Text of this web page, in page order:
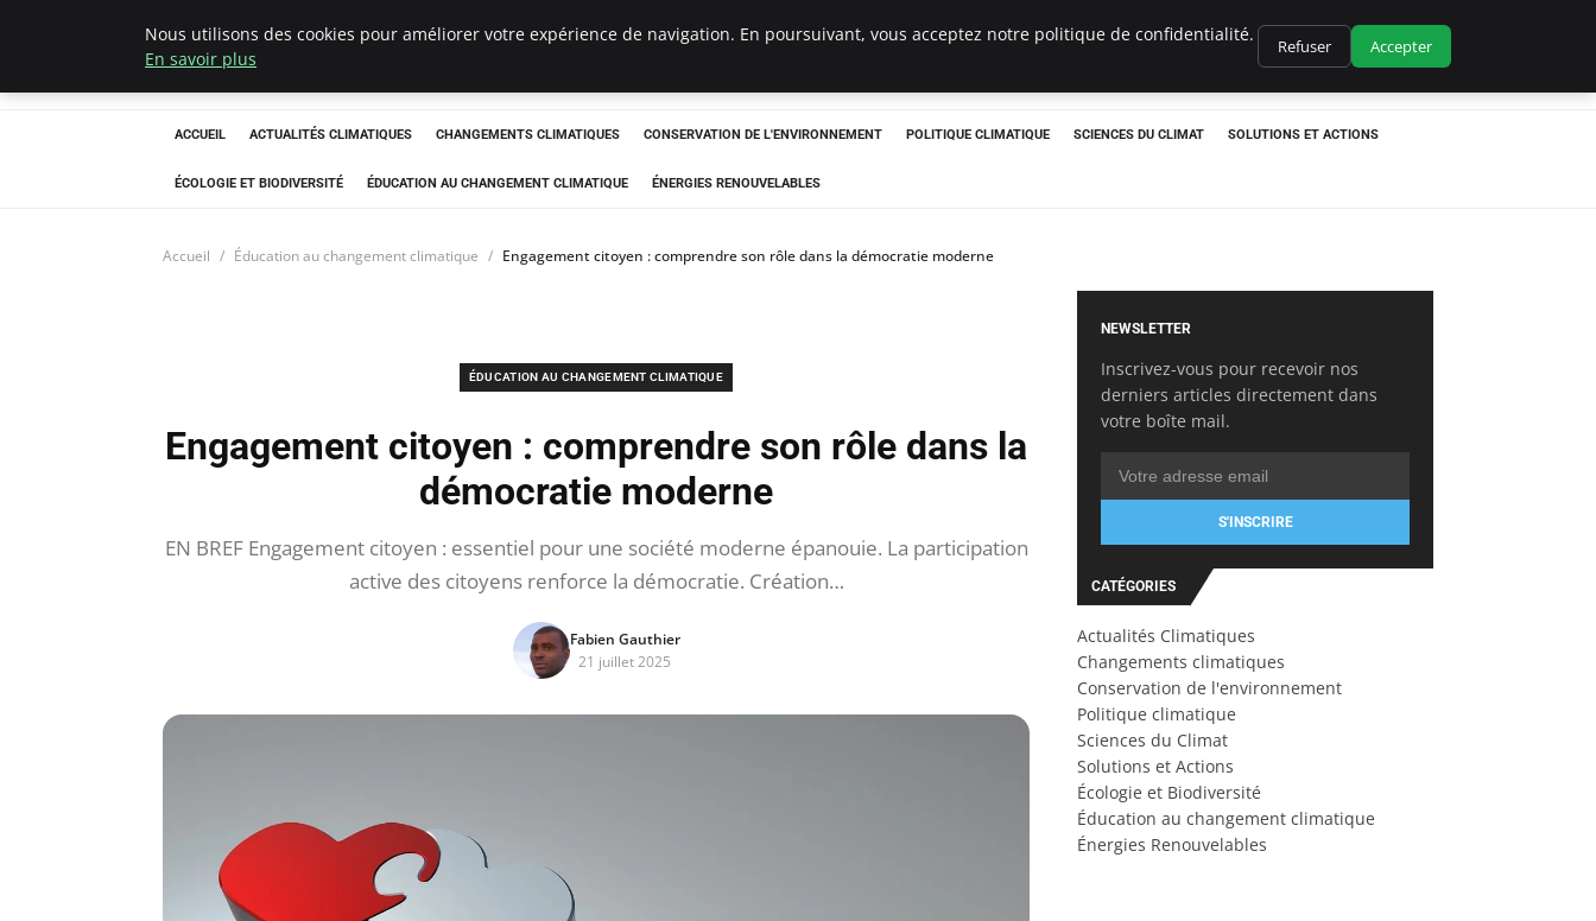
Climatedebtagents
ACCUEIL ACTUALITÉS CLIMATIQUES CHANGEMENTS CLIMATIQUES CONSERVATION DE L'ENVIRONNEMENT POLITIQUE CLIMATIQUE SCIENCES DU CLIMAT SOLUTIONS ET ACTIONS
ÉCOLOGIE ET BIODIVERSITÉ ÉDUCATION AU CHANGEMENT CLIMATIQUE ÉNERGIES RENOUVELABLES
Accueil Éducation au changement climatique Engagement citoyen : comprendre son rôle dans la démocratie moderne
ÉDUCATION AU CHANGEMENT CLIMATIQUE
Engagement citoyen : comprendre son rôle dans la
démocratie moderne
EN BREF Engagement citoyen : essentiel pour une société moderne épanouie. La participation
active des citoyens renforce la démocratie. Création…
Fabien Gauthier
21 juillet 2025
NEWSLETTER
Inscrivez-vous pour recevoir nos
derniers articles directement dans
votre boîte mail.
S'INSCRIRE
CATÉGORIES
Actualités Climatiques
Changements climatiques
Conservation de l'environnement
Politique climatique
Sciences du Climat
Solutions et Actions
Écologie et Biodiversité
Éducation au changement climatique
Énergies Renouvelables
Nous utilisons des cookies pour améliorer votre expérience de navigation. En poursuivant, vous acceptez notre politique de confidentialité.
En savoir plus
Refuser Accepter